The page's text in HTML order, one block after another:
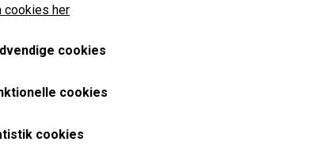
Varenummer: CAM6423NOS
Originalt monteret på karburator Cooper med HIF38
Kvalitets møtrik sammenlignet med eftermarkedsprodukt
her
cookies
cookies
cookies